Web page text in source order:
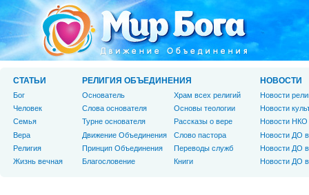
СТАТЬИ
Бог
Человек
Cемья
Вера
Религия
Жизнь вечная
РЕЛИГИЯ ОБЪЕДИНЕНИЯ
Основатель
Слова основателя
Турне основателя
Движение Объединения
Принцип Объединения
Благословение
Храм всех религий
Основы теологии
Рассказы о вере
Слово пастора
Переводы служб
Книги
НОВОСТИ
Новости
Новости
Новости НКО
Новости ДО
Новости ДО
Новости ДО